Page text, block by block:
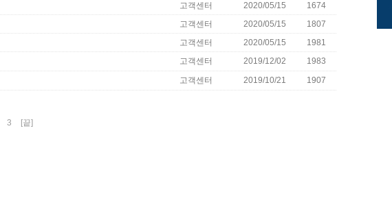
고객센터 2020/05/15
1674
고객센터 2020/05/15
1807
고객센터 2020/05/15
1981
고객센터 2019/12/02
1983
고객센터 2019/10/21 1907
3 [끝]